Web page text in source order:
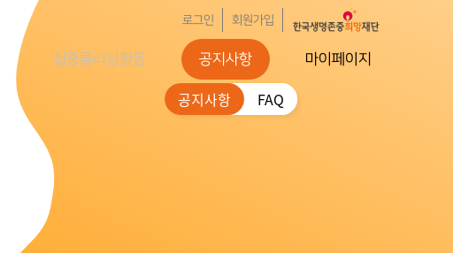
로그인 회원가입
집중클리닝활동 공지사항
공지사항 FAQ
마이페이지